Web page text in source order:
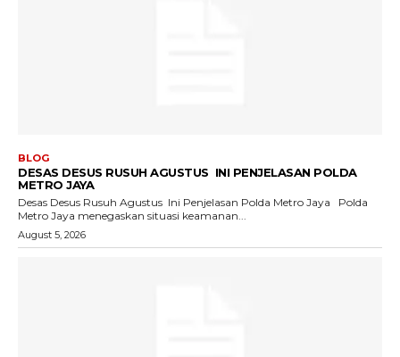
BLOG
DESAS DESUS RUSUH AGUSTUS INI PENJELASAN POLDA
METRO JAYA
Desas Desus Rusuh Agustus Ini Penjelasan Polda Metro Jaya Polda
Metro Jaya menegaskan situasi keamanan...
August 5, 2026